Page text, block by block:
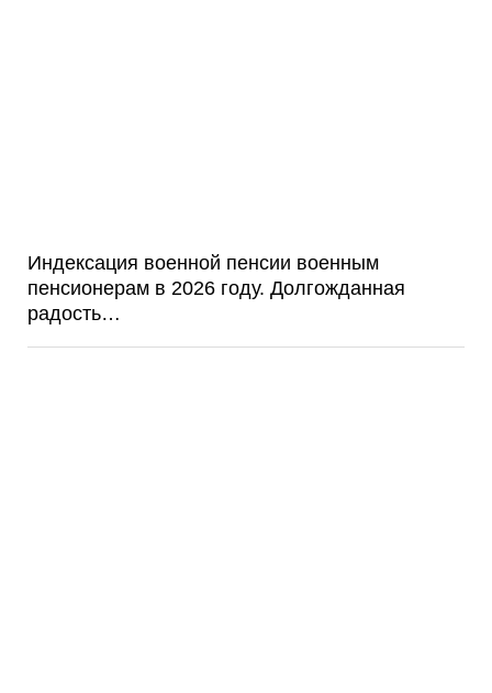
Индексация военной пенсии военным
пенсионерам в 2026 году. Долгожданная
радость…